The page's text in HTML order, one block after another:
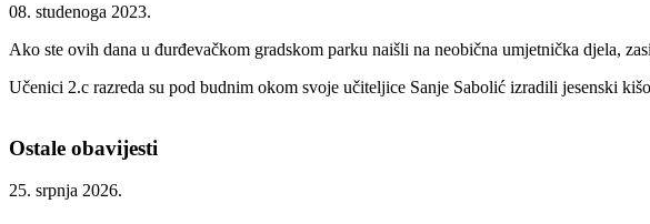
08. studenoga 2023.
Ako ste ovih dana u đurđevačkom gradskom parku naišli na neobična umjetnička djela,
Učenici 2.c razreda su pod budnim okom svoje učiteljice Sanje Sabolić izradili jesenski
Ostale obavijesti
25. srpnja 2026.